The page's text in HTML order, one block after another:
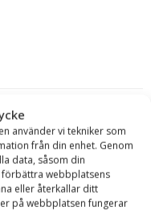
använder vi tekniker som
från din enhet. Genom
data, såsom din
webbplatsens
eller återkallar ditt
på webbplatsen fungerar
BM, arbetsbredd